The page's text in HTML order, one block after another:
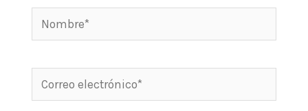
Nombre*
Correo
electrónico*